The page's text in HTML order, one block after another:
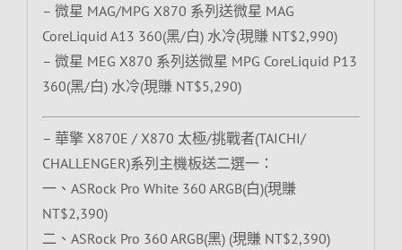
– 微星 MAG/MPG X870 系列送微星 MAG
CoreLiquid A13 360(黑/白) 水冷(現賺 NT$2,990)
– 微星 MEG X870 系列送微星 MPG CoreLiquid P13
360(黑/白) 水冷(現賺 NT$5,290)
– 華擎 X870E / X870 太極/挑戰者(TAICHI/
CHALLENGER)系列主機板送二選一：
一、ASRock Pro White 360 ARGB(白)(現賺
NT$2,390)
二、ASRock Pro 360 ARGB(黑) (現賺 NT$2,390)